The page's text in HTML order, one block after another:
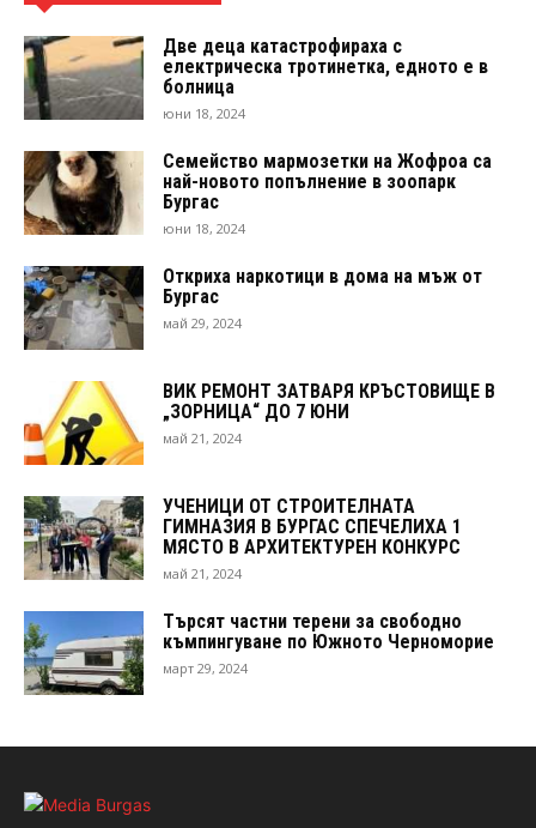
Две деца катастрофираха с
електрическа тротинетка, едното е в
болница
юни 18, 2024
Семейство мармозетки на Жофроа са
най-новото попълнение в зоопарк
Бургас
юни 18, 2024
Откриха наркотици в дома на мъж от
Бургас
май 29, 2024
ВИК РЕМОНТ ЗАТВАРЯ КРЪСТОВИЩЕ В
„ЗОРНИЦА“ ДО 7 ЮНИ
май 21, 2024
УЧЕНИЦИ ОТ СТРОИТЕЛНАТА
ГИМНАЗИЯ В БУРГАС СПЕЧЕЛИХА 1
МЯСТО В АРХИТЕКТУРЕН КОНКУРС
май 21, 2024
Търсят частни терени за свободно
къмпингуване по Южното Черноморие
март 29, 2024